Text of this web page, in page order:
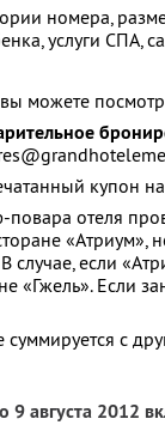
номера,
услуги СПА,
можете
купон
отеля
случае, если
«Гжель». Если
суммируется с
9 августа 2012